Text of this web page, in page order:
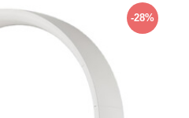
-28%